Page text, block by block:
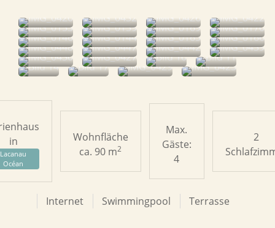
in
Lacanau
Océan
Wohnfläche
ca. 90 m2
Max.
Gäste:
4
2
Internet Swimmingpool Terrasse